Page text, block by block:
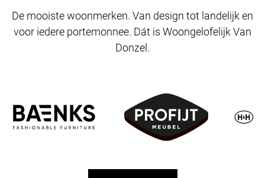
De mooiste woonmerken. Van design tot landelijk en
voor iedere portemonnee. Dát is Woongelofelijk Van
Donzel.